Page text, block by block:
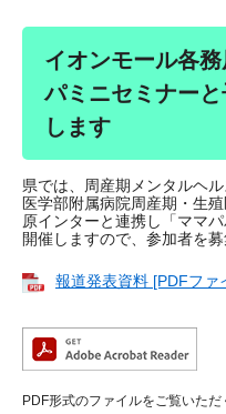
イオンモール各
パミニセミナー
します
県では、周産期メンタルヘ
医学部附属病院周産期・生
原インターと連携し「ママ
開催しますので、参加者を募
報道発表資料 [PDFファ
PDF形式のファイルをご覧いた